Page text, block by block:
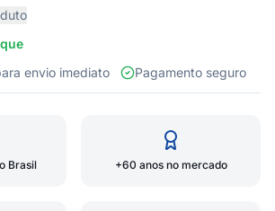
envio imediato
Pagamento seguro
Brasil +60 anos no mercado